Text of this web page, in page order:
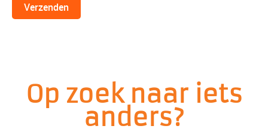
Verzenden
Op zoek naar iets
anders?